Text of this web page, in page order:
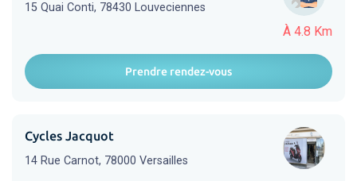
À 4.8 Km
15 Quai Conti, 78430 Louveciennes
Prendre rendez-vous
Cycles Jacquot
14 Rue Carnot, 78000 Versailles